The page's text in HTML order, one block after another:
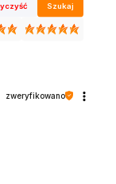
Szukaj
zweryfikowano